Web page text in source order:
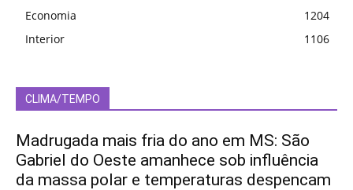
Economia
1204
Interior
1106
CLIMA/TEMPO
Madrugada mais fria do ano em MS: São
Gabriel do Oeste amanhece sob influência
da massa polar e temperaturas despencam